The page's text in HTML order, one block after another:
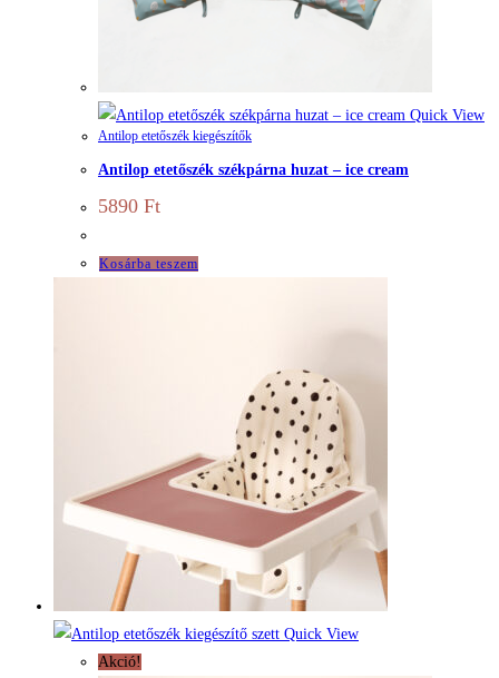
Quick View
Antilop etetőszék kiegészítők
Antilop etetőszék székpárna huzat – ice cream
5890 Ft
Kosárba teszem
Quick View
Akció!